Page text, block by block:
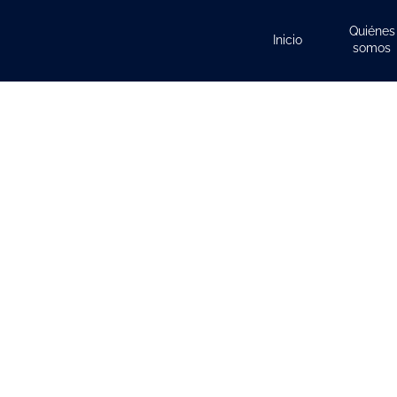
Inicio
Quiénes
somos